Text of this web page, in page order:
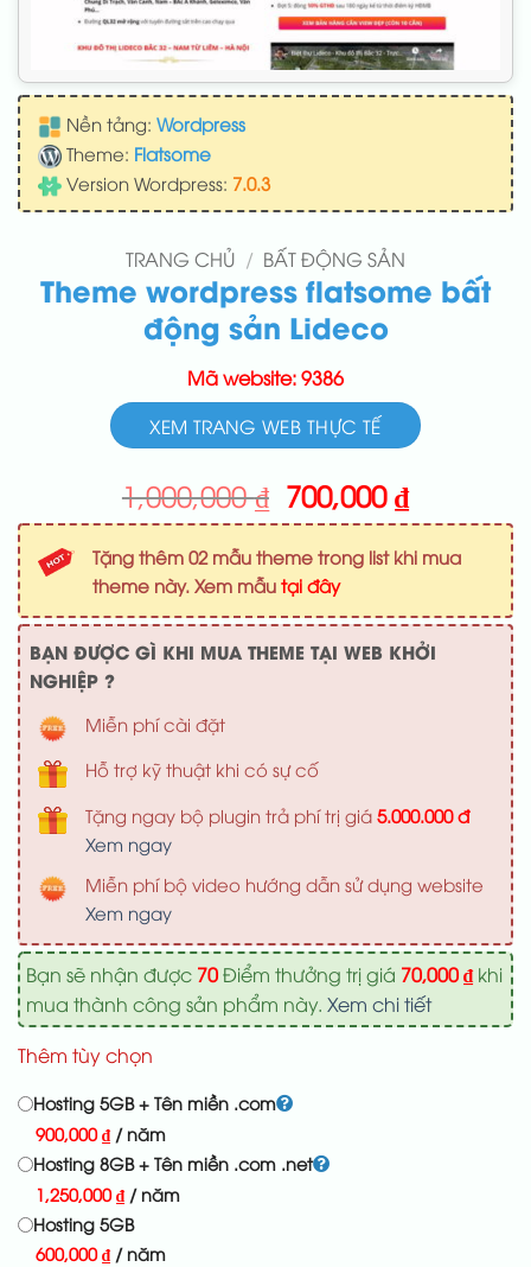
Nền tảng: Wordpress
Theme: Flatsome
Version Wordpress: 7.0.3
TRANG CHỦ / BẤT ĐỘNG SẢN
Theme wordpress flatsome bất
động sản Lideco
Mã website: 9386
XEM TRANG WEB THỰC TẾ
1,000,000₫ Giá
gốc
là:
1,000,000 ₫.
700,000₫Giá
hiện
tại
700,000
Tặng thêm 02 mẫu theme trong list khi mua
theme này. Xem mẫu tại đây
BẠN ĐƯỢC GÌ KHI MUA THEME TẠI WEB KHỞI
NGHIỆP ?
Miễn phí cài đặt
Hỗ trợ kỹ thuật khi có sự cố
Tặng ngay bộ plugin trả phí trị giá 5.000.000 đ
Xem ngay
Miễn phí bộ video hướng dẫn sử dụng website
Xem ngay
Bạn sẽ nhận được 70Điểm thưởng trị giá 70,000₫khi
mua thành công sản phẩm này. Xem chi tiết
Thêm tùy chọn
Hosting 5GB + Tên miền .com
900,000₫ / năm
Hosting 8GB + Tên miền .com .net
1,250,000₫ / năm
Hosting 5GB
600,000₫ / năm